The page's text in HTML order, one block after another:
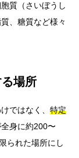
質（さいぼうし
、糖質など様々
場所
ではなく、 特定
身に約200〜
られた場所にし